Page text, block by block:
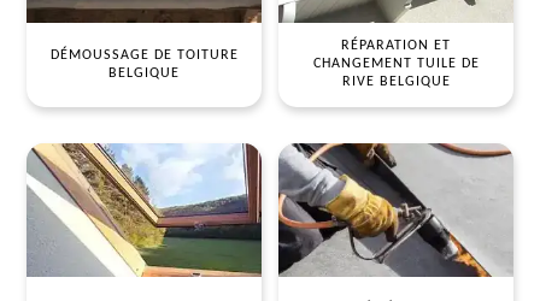
DÉMOUSSAGE DE TOITURE
BELGIQUE
RÉPARATION ET
CHANGEMENT TUILE DE
RIVE BELGIQUE